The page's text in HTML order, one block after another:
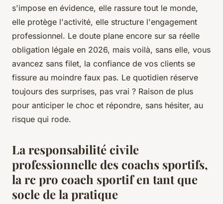
s'impose en évidence, elle rassure tout le monde,
elle protège l'activité, elle structure l'engagement
professionnel. Le doute plane encore sur sa réelle
obligation légale en 2026, mais voilà, sans elle, vous
avancez sans filet, la confiance de vos clients se
fissure au moindre faux pas. Le quotidien réserve
toujours des surprises, pas vrai ? Raison de plus
pour anticiper le choc et répondre, sans hésiter, au
risque qui rode.
La responsabilité civile
professionnelle des coachs sportifs,
la rc pro coach sportif en tant que
socle de la pratique